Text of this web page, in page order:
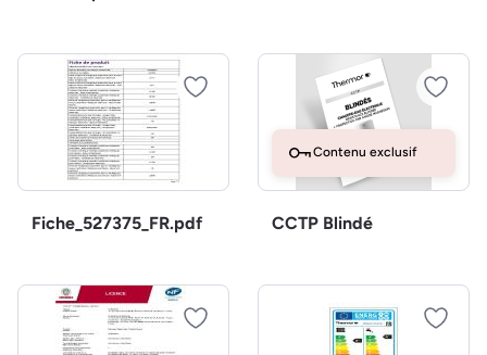
Fiche_527375_FR.pdf
Contenu exclusif
CCTP Blindé